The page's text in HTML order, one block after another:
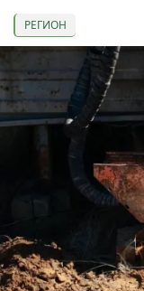
РЕГИОН